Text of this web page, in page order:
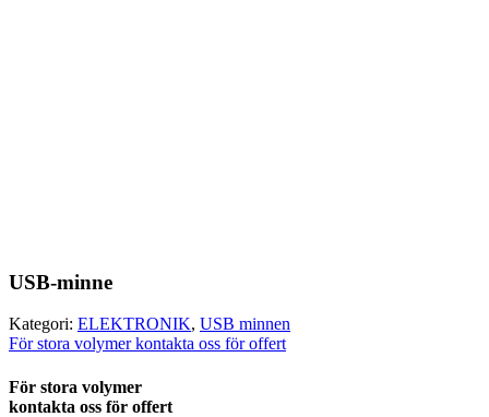
USB-minne
Kategori: ELEKTRONIK, USB minnen
För stora volymer kontakta oss för offert
För stora volymer
kontakta oss för offert